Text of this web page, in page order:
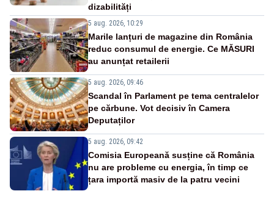
dizabilități
5 aug. 2026, 10:29
Marile lanțuri de magazine din România
reduc consumul de energie. Ce MĂSURI
au anunțat retailerii
5 aug. 2026, 09:46
Scandal în Parlament pe tema centralelor
pe cărbune. Vot decisiv în Camera
Deputaților
5 aug. 2026, 09:42
Comisia Europeană susține că România
nu are probleme cu energia, în timp ce
țara importă masiv de la patru vecini